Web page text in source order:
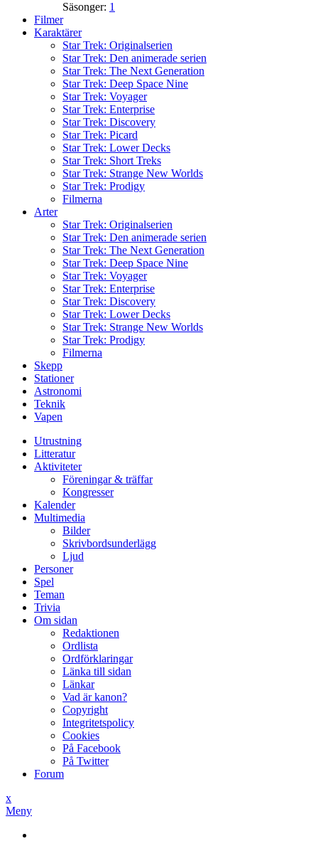
Säsonger: 1
Filmer
Karaktärer
Star Trek: Originalserien
Star Trek: Den animerade serien
Star Trek: The Next Generation
Star Trek: Deep Space Nine
Star Trek: Voyager
Star Trek: Enterprise
Star Trek: Discovery
Star Trek: Picard
Star Trek: Lower Decks
Star Trek: Short Treks
Star Trek: Strange New Worlds
Star Trek: Prodigy
Filmerna
Arter
Star Trek: Originalserien
Star Trek: Den animerade serien
Star Trek: The Next Generation
Star Trek: Deep Space Nine
Star Trek: Voyager
Star Trek: Enterprise
Star Trek: Discovery
Star Trek: Lower Decks
Star Trek: Strange New Worlds
Star Trek: Prodigy
Filmerna
Skepp
Stationer
Astronomi
Teknik
Vapen
Utrustning
Litteratur
Aktiviteter
Föreningar & träffar
Kongresser
Kalender
Multimedia
Bilder
Skrivbordsunderlägg
Ljud
Personer
Spel
Teman
Trivia
Om sidan
Redaktionen
Ordlista
Ordförklaringar
Länka till sidan
Länkar
Vad är kanon?
Copyright
Integritetspolicy
Cookies
På Facebook
På Twitter
Forum
x
Meny